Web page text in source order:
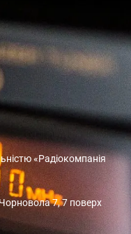
«Радіокомпанія
7, 7 поверх